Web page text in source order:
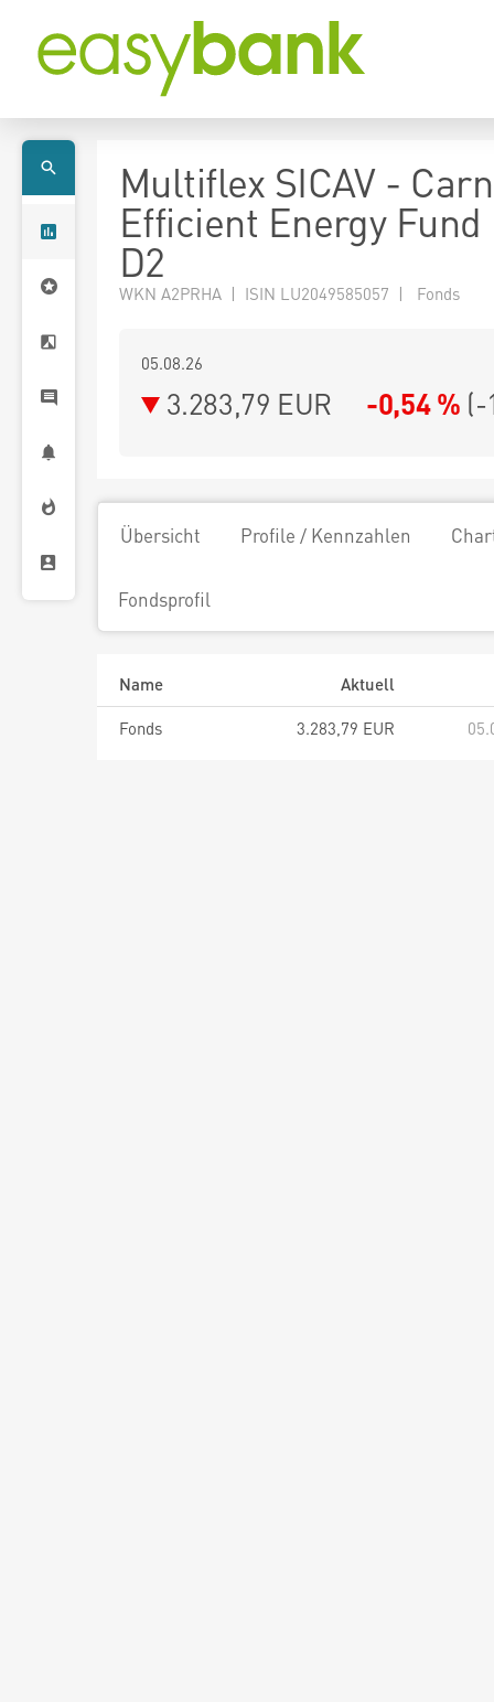
Multiflex SICAV -
Efficient Energy Fund
D2
WKN A2PRHA | ISIN LU2049585057 | Fonds
05.08.26
3.283,79 EUR -0,54 % (-
Übersicht Profile / Kennzahlen
Fondsprofil
Name
Aktuell
Fonds
3.283,79 EUR